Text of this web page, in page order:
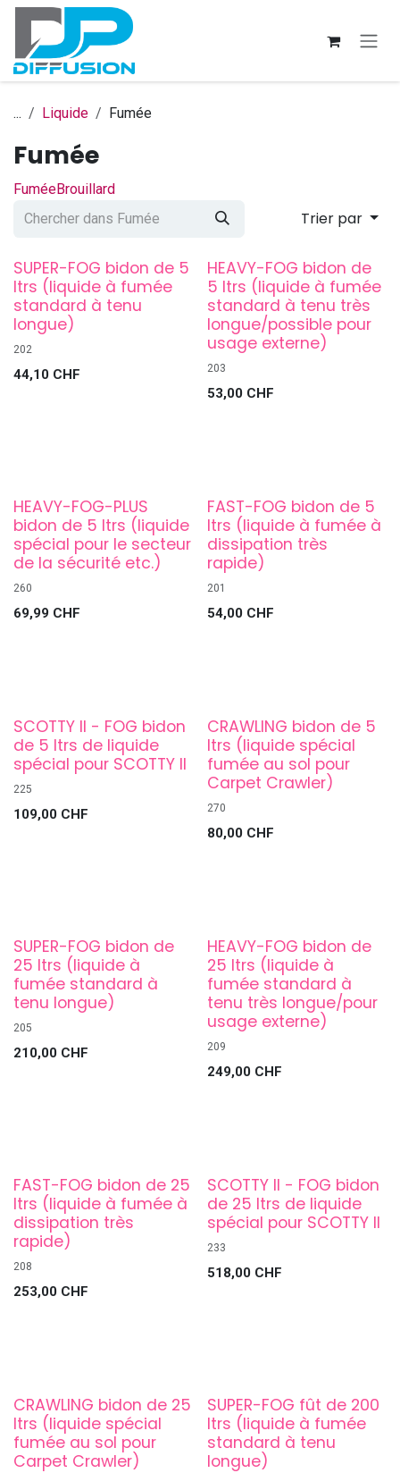
Se rendre au contenu
... Liquide Fumée
Fumée
FuméeBrouillard
Trier par
SUPER-FOG bidon de 5
ltrs (liquide à fumée
standard à tenu
longue)
202
44,10 CHF
HEAVY-FOG bidon de
5 ltrs (liquide à fumée
standard à tenu très
longue/possible pour
usage externe)
203
53,00CHF
HEAVY-FOG-PLUS
bidon de 5 ltrs (liquide
spécial pour le secteur
de la sécurité etc.)
260
69,99 CHF
FAST-FOG bidon de 5
ltrs (liquide à fumée à
dissipation très
rapide)
201
54,00CHF
SCOTTY II - FOG bidon
de 5 ltrs de liquide
spécial pour SCOTTY II
225
109,00 CHF
CRAWLING bidon de 5
ltrs (liquide spécial
fumée au sol pour
Carpet Crawler)
270
80,00CHF
SUPER-FOG bidon de
25 ltrs (liquide à
fumée standard à
tenu longue)
205
210,00 CHF
HEAVY-FOG bidon de
25 ltrs (liquide à
fumée standard à
tenu très longue/pour
usage externe)
209
249,00CHF
FAST-FOG bidon de 25
ltrs (liquide à fumée à
dissipation très
rapide)
208
253,00 CHF
SCOTTY II - FOG bidon
de 25 ltrs de liquide
spécial pour SCOTTY II
233
518,00CHF
CRAWLING bidon de 25
ltrs (liquide spécial
fumée au sol pour
Carpet Crawler)
SUPER-FOG fût de 200
ltrs (liquide à fumée
standard à tenu
longue)